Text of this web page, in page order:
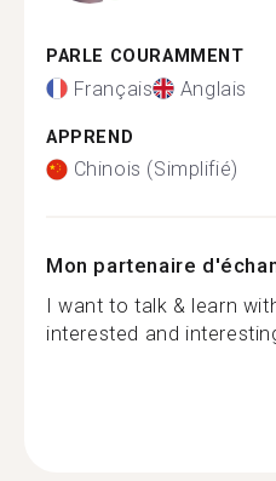
PARLE COURAMMENT
Français Anglais
APPREND
Chinois (Simplifié)
Mon partenaire
I want to talk & learn
interested and